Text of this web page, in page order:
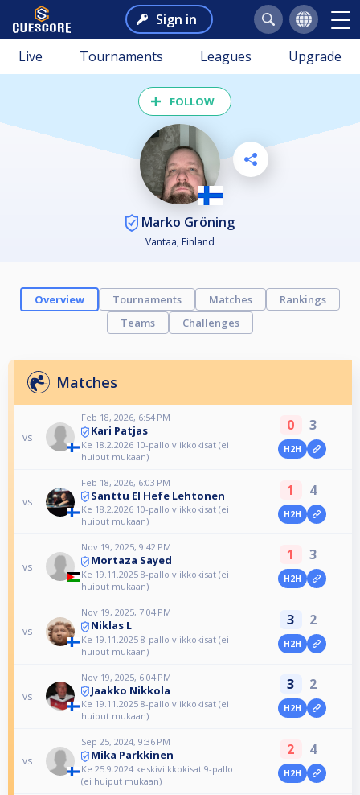
Sign in
Live Tournaments Leagues Upgrade
FOLLOW
Marko Gröning
Vantaa, Finland
Overview Tournaments Matches
Rankings
Teams
Challenges
Matches
vs
Feb 18, 2026, 6:54 PM
Kari Patjas
Ke 18.2.2026 10-pallo viikkokisat (ei
huiput mukaan)
0 3
H2H
vs
Feb 18, 2026, 6:03 PM
Santtu El Hefe Lehtonen
Ke 18.2.2026 10-pallo viikkokisat (ei
huiput mukaan)
1 4
H2H
vs
Nov 19, 2025, 9:42 PM
Mortaza Sayed
Ke 19.11.2025 8-pallo viikkokisat (ei
huiput mukaan)
1 3
H2H
vs
Nov 19, 2025, 7:04 PM
Niklas L
Ke 19.11.2025 8-pallo viikkokisat (ei
huiput mukaan)
3 2
H2H
vs
Nov 19, 2025, 6:04 PM
Jaakko Nikkola
Ke 19.11.2025 8-pallo viikkokisat (ei
huiput mukaan)
3 2
H2H
vs
Sep 25, 2024, 9:36 PM
Mika Parkkinen
Ke 25.9.2024 keskiviikkokisat 9-pallo
(ei huiput mukaan)
2 4
H2H